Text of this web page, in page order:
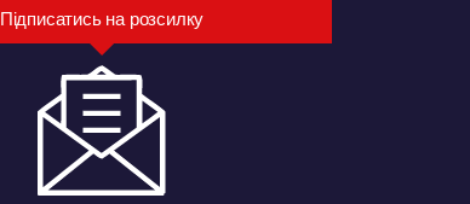
Підписатись на розсилку